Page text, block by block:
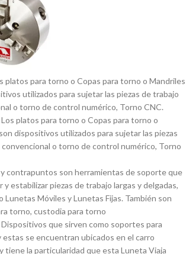
platos para torno o Copas para torno o Mandriles
utilizados para sujetar las piezas de trabajo
o torno de control numérico, Torno CNC.
platos para torno o Copas para torno o
dispositivos utilizados para sujetar las piezas
o torno de control numérico, Torno
contrapuntos son herramientas de soporte que
y estabilizar piezas de trabajo largas y delgadas,
Lunetas Móviles y Lunetas Fijas. También son
torno, custodia para torno
que sirven como soportes para
estas se encuentran ubicados en el carro
tiene la particularidad que esta Luneta Viaja